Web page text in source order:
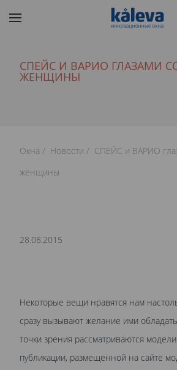
СПЕЙС И ВАРИО ГЛАЗАМИ
ЖЕНЩИНЫ
Окна Новости
СПЕЙС и ВАРИО
женщины
28.08.2015
Некоторые вещи нравятся нам
сразу вызывают желание ими
точки зрения рассматриваются
публикации, размещенной на сайте